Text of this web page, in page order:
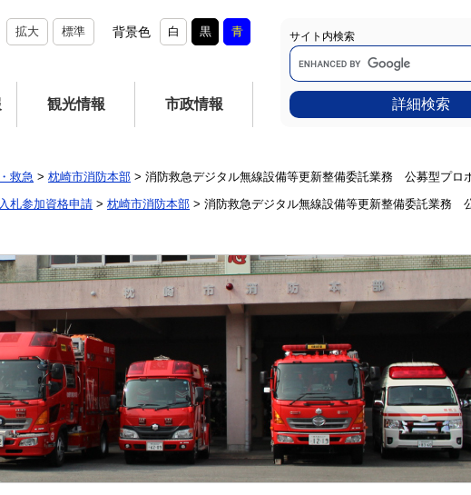
拡大 標準 背景色 白 黒 青
観光情報 市政情報
サイト内検索
Google
カ
ス
タ
ム
検
詳細検索
救急 > 枕崎市消防本部 > 消防救急デジタル無線設備等更新整備委託業務 公募型プロ
入札参加資格申請 > 枕崎市消防本部 > 消防救急デジタル無線設備等更新整備委託業務